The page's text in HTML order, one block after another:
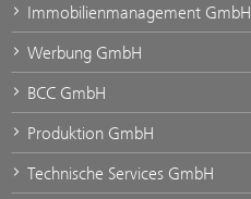
Immobilienmanagement GmbH
Werbung GmbH
BCC GmbH
Produktion GmbH
Technische Services GmbH